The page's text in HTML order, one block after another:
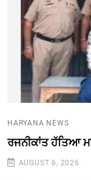
HARYANA NEWS
ਰਜਨੀਕਾਂਤ ਹੱਤਿਆ
AUGUST 6, 2026